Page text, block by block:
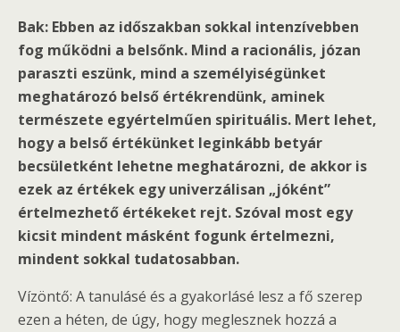
Bak: Ebben az időszakban sokkal intenzívebben
fog működni a belsőnk. Mind a racionális, józan
paraszti eszünk, mind a személyiségünket
meghatározó belső értékrendünk, aminek
természete egyértelműen spirituális. Mert lehet,
hogy a belső értékünket leginkább betyár
becsületként lehetne meghatározni, de akkor is
ezek az értékek egy univerzálisan „jóként”
értelmezhető értékeket rejt. Szóval most egy
kicsit mindent másként fogunk értelmezni,
mindent sokkal tudatosabban.
Vízöntő: A tanulásé és a gyakorlásé lesz a fő szerep
ezen a héten, de úgy, hogy meglesznek hozzá a